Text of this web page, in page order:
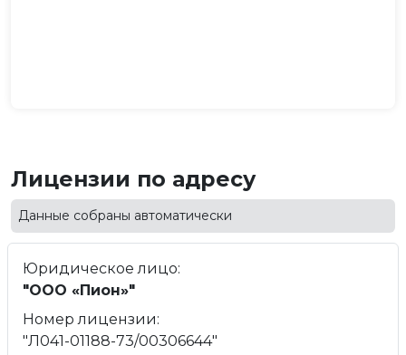
Лицензии по адресу
Данные собраны автоматически
Юридическое лицо:
"ООО «Пион»"
Номер лицензии:
"Л041-01188-73/00306644"